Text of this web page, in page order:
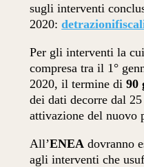
sugli interventi
2020:
Per gli interventi la
compresa tra il 1°
2020, il termine di90
dei dati decorre dal
attivazione del nuovo
All’ENEA dovranno
agli interventi che